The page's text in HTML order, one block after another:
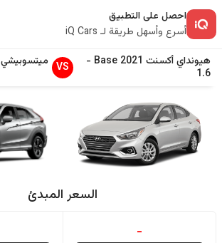
احصل على التطبيق
أسرع وأسهل طريقة لـ iQ Cars
هيوندايأكسنت 2021
Base
-
1.6
VS ميتسوبيشي
السعر المبدئ
-